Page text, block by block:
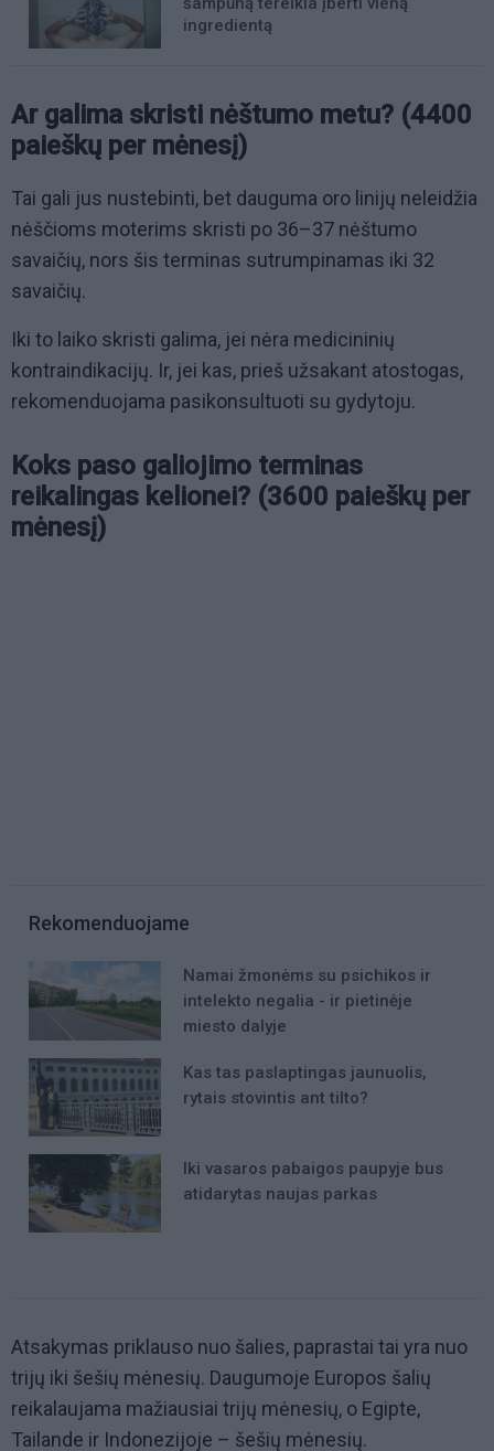
ingredientą
Ar galima skristi nėštumo metu? (4400
paieškų per mėnesį)
Tai gali jus nustebinti, bet dauguma oro linijų neleidžia
nėščioms moterims skristi po 36–37 nėštumo
savaičių, nors šis terminas sutrumpinamas iki 32
savaičių.
Iki to laiko skristi galima, jei nėra medicininių
kontraindikacijų. Ir, jei kas, prieš užsakant atostogas,
rekomenduojama pasikonsultuoti su gydytoju.
Koks paso galiojimo terminas
reikalingas kelionei? (3600 paieškų per
mėnesį)
Rekomenduojame
Namai žmonėms su psichikos ir
intelekto negalia - ir pietinėje
miesto dalyje
Kas tas paslaptingas jaunuolis,
rytais stovintis ant tilto?
Iki vasaros pabaigos paupyje bus
atidarytas naujas parkas
Atsakymas priklauso nuo šalies, paprastai tai yra nuo
trijų iki šešių mėnesių. Daugumoje Europos šalių
reikalaujama mažiausiai trijų mėnesių, o Egipte,
Tailande ir Indonezijoje – šešių mėnesių.